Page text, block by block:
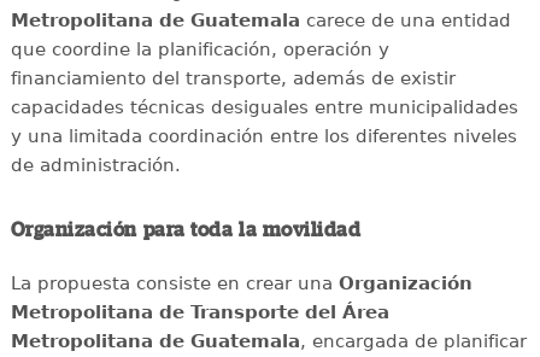
Metropolitana de Guatemala carece de una entidad
que coordine la planificación, operación y
financiamiento del transporte, además de existir
capacidades técnicas desiguales entre municipalidades
y una limitada coordinación entre los diferentes niveles
de administración.
Organización para toda la movilidad
La propuesta consiste en crear una Organización
Metropolitana de Transporte del Área
Metropolitana de Guatemala, encargada de planificar